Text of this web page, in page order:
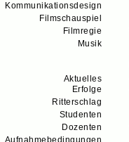
Kommunikationsdesign
Filmschauspiel
Filmregie
Musik
Aktuelles
Erfolge
Ritterschlag
Studenten
Dozenten
Aufnahmebedingungen